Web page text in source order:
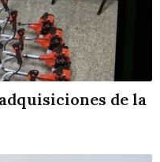
de la